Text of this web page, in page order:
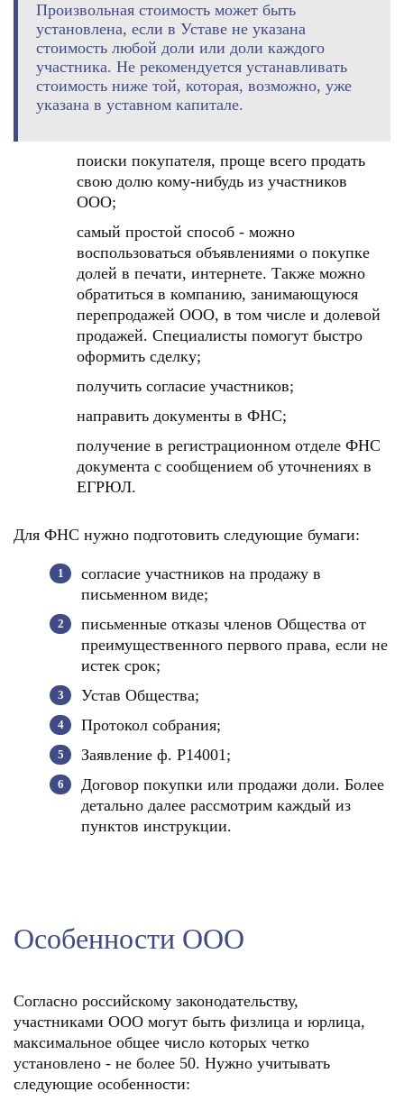
Произвольная стоимость может быть
установлена, если в Уставе не указана
стоимость любой доли или доли каждого
участника. Не рекомендуется устанавливать
стоимость ниже той, которая, возможно, уже
указана в уставном капитале.
поиски покупателя, проще всего продать
свою долю кому-нибудь из участников
ООО;
самый простой способ - можно
воспользоваться объявлениями о покупке
долей в печати, интернете. Также можно
обратиться в компанию, занимающуюся
перепродажей ООО, в том числе и долевой
продажей. Специалисты помогут быстро
оформить сделку;
получить согласие участников;
направить документы в ФНС;
получение в регистрационном отделе ФНС
документа с сообщением об уточнениях в
ЕГРЮЛ.
Для ФНС нужно подготовить следующие бумаги:
согласие участников на продажу в
письменном виде;
письменные отказы членов Общества от
преимущественного первого права, если не
истек срок;
Устав Общества;
Протокол собрания;
Заявление ф. Р14001;
Договор покупки или продажи доли. Более
детально далее рассмотрим каждый из
пунктов инструкции.
Особенности ООО
Согласно российскому законодательству,
участниками ООО могут быть физлица и юрлица,
максимальное общее число которых четко
установлено - не более 50. Нужно учитывать
следующие особенности: